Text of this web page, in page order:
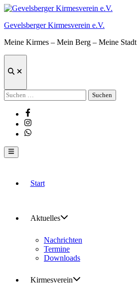
Zum
springen
Gevelsberger Kirmesverein e.V.
Meine Kirmes – Mein Berg – Meine Stadt
Suche
Suchen
nach:
Facebook
Instagram
Whatsapp
Hauptmenü
Start
Aktuelles
Nachrichten
Termine
Downloads
Kirmesverein